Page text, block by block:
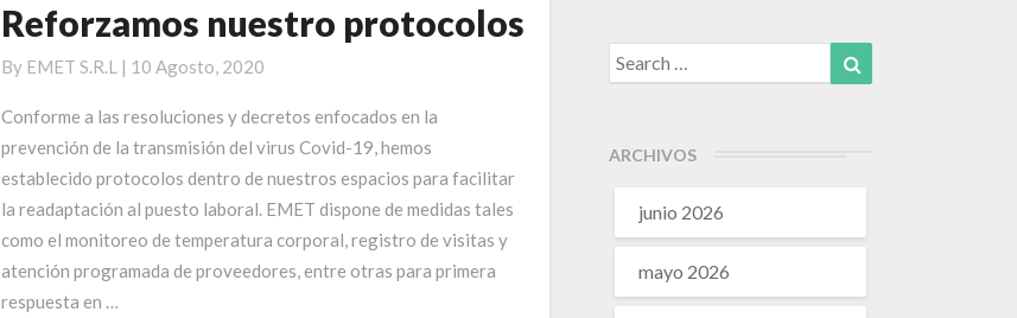
Reforzamos
protocolos
Reforzamos nuestro protocolos
By EMET S.R.L | 10 Agosto, 2020
Conforme a las resoluciones y decretos enfocados en la
prevención de la transmisión del virus Covid-19, hemos
establecido protocolos dentro de nuestros espacios para facilitar
la readaptación al puesto laboral. EMET dispone de medidas tales
como el monitoreo de temperatura corporal, registro de visitas y
atención programada de proveedores, entre otras para primera
respuesta en …
Search
for:
ARCHIVOS
junio 2026
mayo 2026